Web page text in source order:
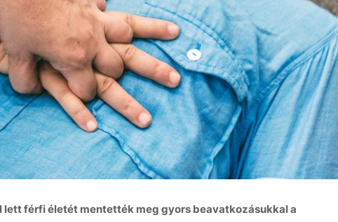
férfi életét mentették meg gyors beavatkozásukkal a